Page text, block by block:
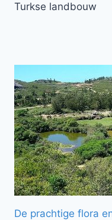
Turkse landbouw
De prachtige flora